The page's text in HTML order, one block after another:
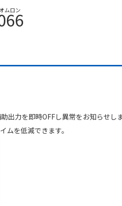
オムロン
出力を即時OFFし異常をお知らせし
ムを低減できます。